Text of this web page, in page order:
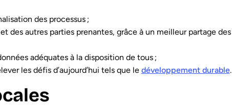
des processus ;
des autres parties prenantes, grâce à un meilleur partage des
adéquates à la disposition de tous ;
les défis d’aujourd’hui tels que le développement durable.